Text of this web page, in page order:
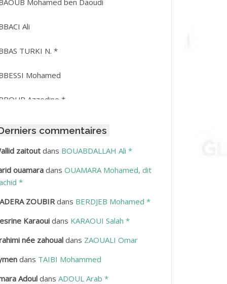
Ali
TURKI N. *
Mohamed
Azzedine *
Amar
Hamid
Mohamed
Lakhdar
Haciba
Mohamed Hamoud*
commentaires
zaitoutdans BOUABDALLAH Ali *
ouamaradans OUAMARA Mohamed, dit
*
ZOUBIRdans BERDJEB Mohamed *
Karaouidans KARAOUI Salah *
née zahoualdans ZAOUALI Omar
dans TAIBI Mohammed
Adouldans ADOUL Arab *